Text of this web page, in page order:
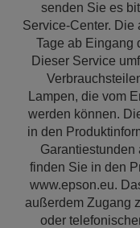
senden Sie es
Service-Center. Die
Tage ab Eingang
Dieser Service
Lampen, die vom
werden können.
in den
finden Sie in den
www.epson.eu.
außerdem Zugang
oder